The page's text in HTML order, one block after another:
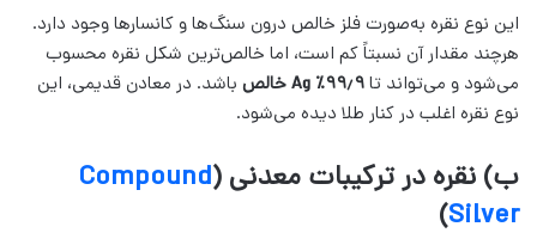
این نوع نقره به‌صورت فلز خالص درون سنگ‌ها و کانسارها وجود دارد.
هرچند مقدار آن نسبتاً کم است، اما خالص‌ترین شکل نقره محسوب
می‌شود و می‌تواند تا۹۹٫۹٪ Ag خالص
باشد. در معادن قدیمی، این
نوع نقره اغلب در کنار طلا دیده می‌شود.
ب) نقره در ترکیبات معدنی (Compound
Silver
)